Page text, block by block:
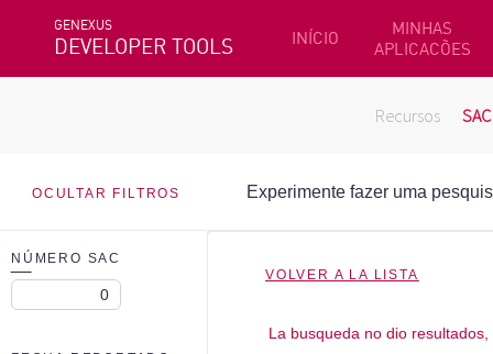
GENEXUS
DEVELOPER TOOLS INÍCIO
MINHAS
APLICACÕES
Recursos SAC